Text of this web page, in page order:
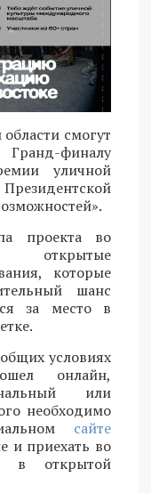
смогут
финалу
уличной
проекта во
открытые
которые
шанс
за место в
условиях
онлайн,
или
необходимо
сайте
и приехать во
в открытой